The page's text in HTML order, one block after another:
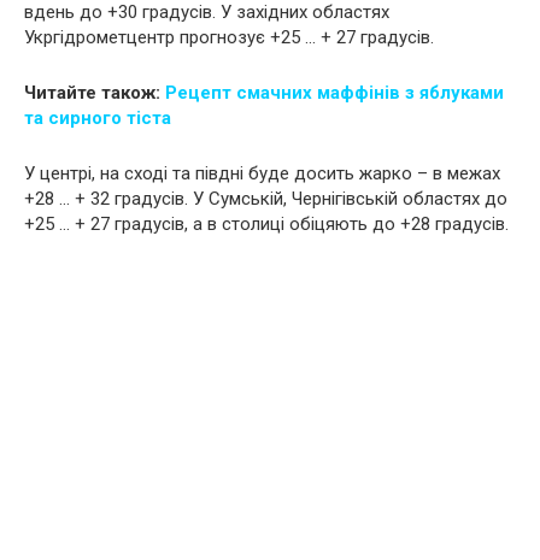
вдень до +30 градусів. У західних областях
Укргідрометцентр прогнозує +25 … + 27 градусів.
Читайте також: Рецепт смачних маффінів з яблуками
та сирного тіста
У центрі, на сході та півдні буде досить жарко – в межах
+28 … + 32 градусів. У Сумській, Чернігівській областях до
+25 … + 27 градусів, а в столиці обіцяють до +28 градусів.